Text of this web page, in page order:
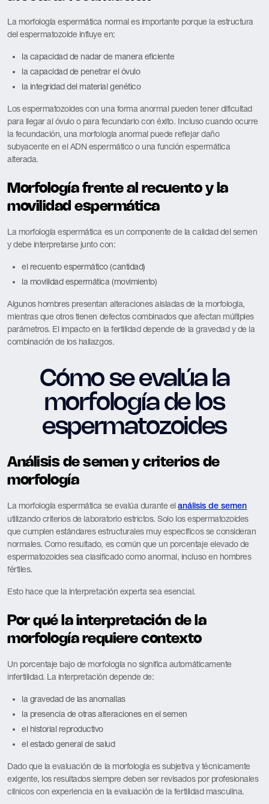
La morfología espermática normal es importante porque la estructura
del espermatozoide influye en:
la capacidad de nadar de manera eficiente
la capacidad de penetrar el óvulo
la integridad del material genético
Los espermatozoides con una forma anormal pueden tener dificultad
para llegar al óvulo o para fecundarlo con éxito. Incluso cuando ocurre
la fecundación, una morfología anormal puede reflejar daño
subyacente en el ADN espermático o una función espermática
alterada.
Morfología frente al recuento y la
movilidad espermática
La morfología espermática es un componente de la calidad del semen
y debe interpretarse junto con:
el recuento espermático (cantidad)
la movilidad espermática (movimiento)
Algunos hombres presentan alteraciones aisladas de la morfología,
mientras que otros tienen defectos combinados que afectan múltiples
parámetros. El impacto en la fertilidad depende de la gravedad y de la
combinación de los hallazgos.
Cómo se evalúa la
morfología de los
espermatozoides
Análisis de semen y criterios de
morfología
La morfología espermática se evalúa durante elanálisis de semen
utilizando criterios de laboratorio estrictos. Solo los espermatozoides
que cumplen estándares estructurales muy específicos se consideran
normales. Como resultado, es común que un porcentaje elevado de
espermatozoides sea clasificado como anormal, incluso en hombres
fértiles.
Esto hace que la interpretación experta sea esencial.
Por qué la interpretación de la
morfología requiere contexto
Un porcentaje bajo de morfología no significa automáticamente
infertilidad. La interpretación depende de:
la gravedad de las anomalías
la presencia de otras alteraciones en el semen
el historial reproductivo
el estado general de salud
Dado que la evaluación de la morfología es subjetiva y técnicamente
exigente, los resultados siempre deben ser revisados por profesionales
clínicos con experiencia en la evaluación de la fertilidad masculina.